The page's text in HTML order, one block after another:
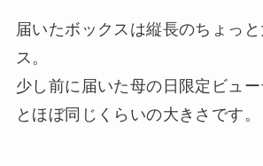
届いたボックスは縦長のちょっ
ス。
少し前に届いた母の日限定ビュ
とほぼ同じくらいの大きさです。